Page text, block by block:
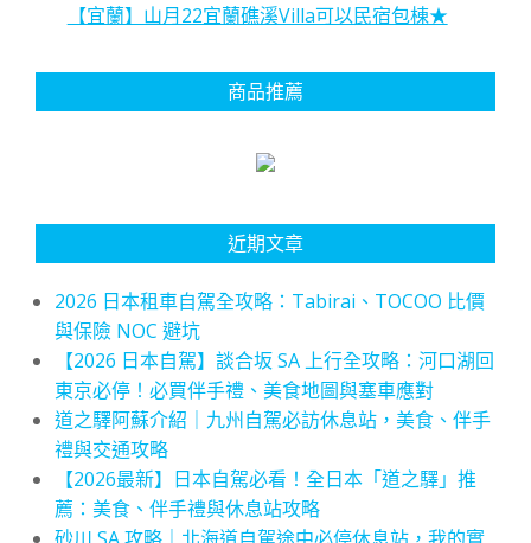
【宜蘭】山月22宜蘭礁溪Villa可以民宿包棟★
商品推薦
近期文章
2026 日本租車自駕全攻略：Tabirai、TOCOO 比價
與保險 NOC 避坑
【2026 日本自駕】談合坂 SA 上行全攻略：河口湖回
東京必停！必買伴手禮、美食地圖與塞車應對
道之驛阿蘇介紹｜九州自駕必訪休息站，美食、伴手
禮與交通攻略
【2026最新】日本自駕必看！全日本「道之驛」推
薦：美食、伴手禮與休息站攻略